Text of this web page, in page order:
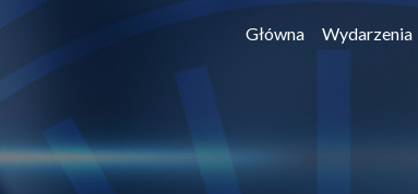
Główna Wydarzenia